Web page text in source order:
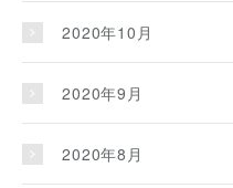
2020年10月
2020年9月
2020年8月